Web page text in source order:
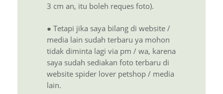
3 cm an, itu boleh reques foto).
● Tetapi jika saya bilang di website /
media lain sudah terbaru ya mohon
tidak diminta lagi via pm / wa, karena
saya sudah sediakan foto terbaru di
website spider lover petshop / media
lain.